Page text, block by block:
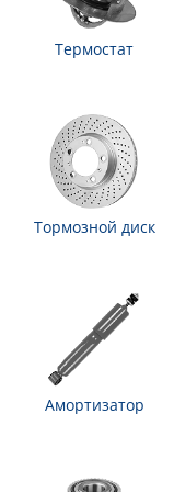
Термостат
Тормозной диск
Амортизатор